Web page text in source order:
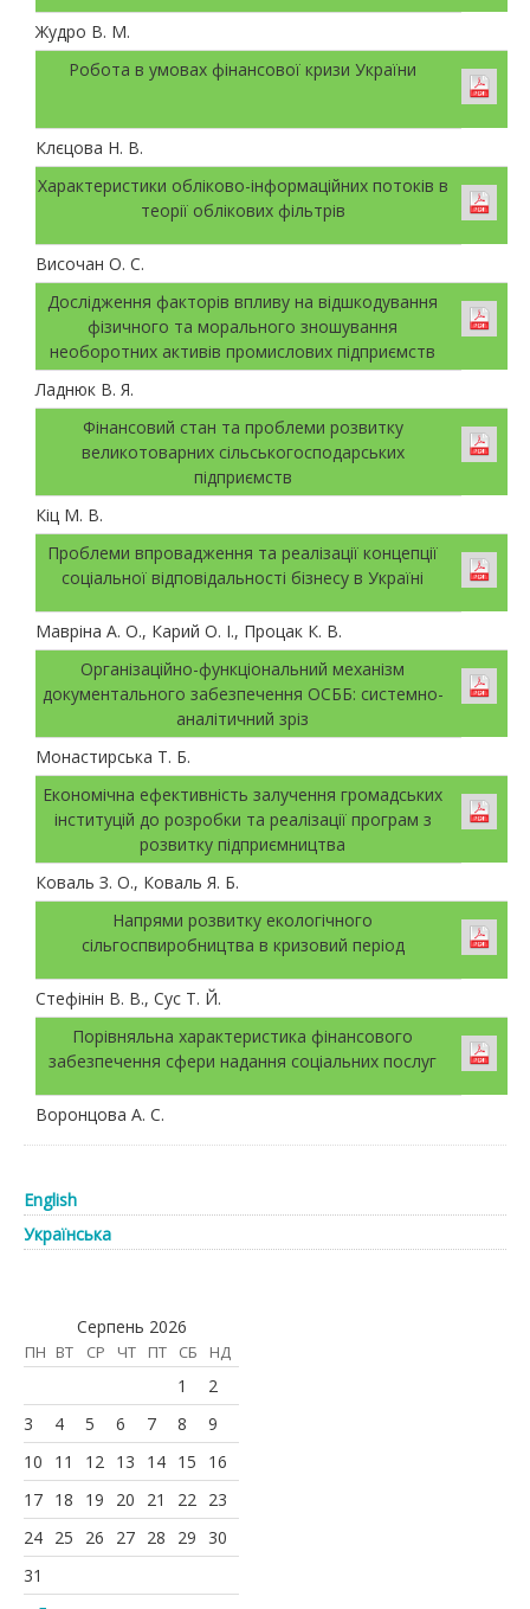
Жудро В. М.
Робота в умовах фінансової кризи України
Клєцова Н. В.
Характеристики обліково-інформаційних потоків в
теорії облікових фільтрів
Височан О. С.
Дослідження факторів впливу на відшкодування
фізичного та морального зношування
необоротних активів промислових підприємств
Ладнюк В. Я.
Фінансовий стан та проблеми розвитку
великотоварних сільськогосподарських
підприємств
Кіц М. В.
Проблеми впровадження та реалізації концепції
соціальної відповідальності бізнесу в Україні
Мавріна А. О., Карий О. І., Процак К. В.
Організаційно-функціональний механізм
документального забезпечення ОСББ: системно-
аналітичний зріз
Монастирська Т. Б.
Економічна ефективність залучення громадських
інституцій до розробки та реалізації програм з
розвитку підприємництва
Коваль З. О., Коваль Я. Б.
Напрями розвитку екологічного
сільгоспвиробництва в кризовий період
Стефінін В. В., Сус Т. Й.
Порівняльна характеристика фінансового
забезпечення cфери надання соціальних послуг
Воронцова А. С.
English
Українська
Серпень 2026
ПН ВТ СР ЧТ ПТ СБ НД
1
2
3
4 5 6 7 8
9
10
11 12 13 14 15
16
17 18 19 20 21 22
23
24 25 26 27 28 29
30
31